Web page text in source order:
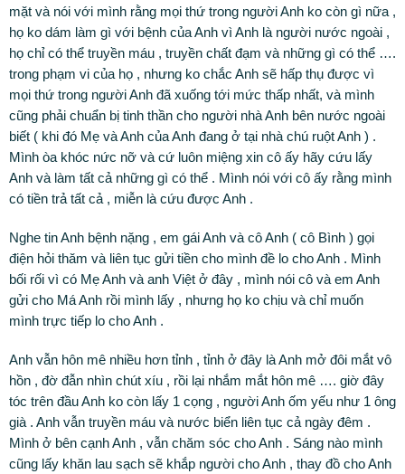
mặt và nói với mình rằng mọi thứ trong người Anh ko còn gì nữa ,
họ ko dám làm gì với bệnh của Anh vì Anh là người nước ngoài ,
họ chỉ có thể truyền máu , truyền chất đạm và những gì có thể ….
trong phạm vi của họ , nhưng ko chắc Anh sẽ hấp thụ được vì
mọi thứ trong người Anh đã xuống tới mức thấp nhất, và mình
cũng phải chuẩn bị tinh thần cho người nhà Anh bên nước ngoài
biết ( khi đó Mẹ và Anh của Anh đang ở tại nhà chú ruột Anh ) .
Mình òa khóc nức nỡ và cứ luôn miệng xin cô ấy hãy cứu lấy
Anh và làm tất cả những gì có thể . Mình nói với cô ấy rằng mình
có tiền trả tất cả , miễn là cứu được Anh .
Nghe tin Anh bệnh nặng , em gái Anh và cô Anh ( cô Bình ) gọi
điện hỏi thăm và liên tục gửi tiền cho mình đề lo cho Anh . Mình
bối rối vì có Mẹ Anh và anh Việt ở đây , mình nói cô và em Anh
gửi cho Má Anh rồi mình lấy , nhưng họ ko chịu và chỉ muốn
mình trực tiếp lo cho Anh .
Anh vẫn hôn mê nhiều hơn tỉnh , tỉnh ở đây là Anh mở đôi mắt vô
hồn , đờ đẫn nhìn chút xíu , rồi lại nhắm mắt hôn mê …. giờ đây
tóc trên đầu Anh ko còn lấy 1 cọng , người Anh ốm yếu như 1 ông
già . Anh vẫn truyền máu và nước biển liên tục cả ngày đêm .
Mình ở bên cạnh Anh , vẫn chăm sóc cho Anh . Sáng nào mình
cũng lấy khăn lau sạch sẽ khắp người cho Anh , thay đồ cho Anh